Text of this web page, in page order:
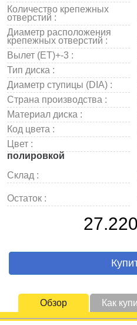
Количество крепежных
отверстий :
Диаметр расположения
крепежных отверстий :
Вылет (ET)+-3 :
Тип диска :
Диаметр ступицы (DIA) :
Страна производства :
Материал диска :
Код цвета :
Цвет :
полировкой
Склад :
Остаток :
Обзор Как